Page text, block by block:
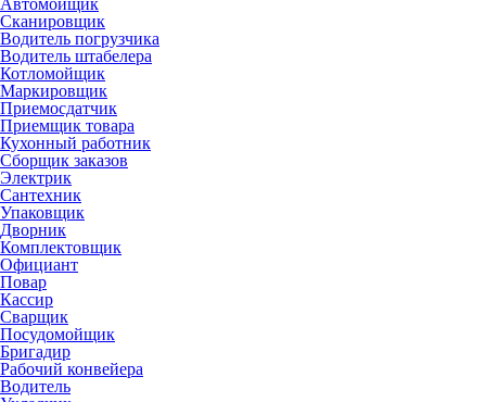
Сканировщик
Водитель погрузчика
Водитель штабелера
Котломойщик
Маркировщик
Приемосдатчик
Приемщик товара
Кухонный работник
Сборщик заказов
Электрик
Сантехник
Упаковщик
Дворник
Комплектовщик
Официант
Повар
Кассир
Сварщик
Посудомойщик
Бригадир
Рабочий конвейера
Водитель